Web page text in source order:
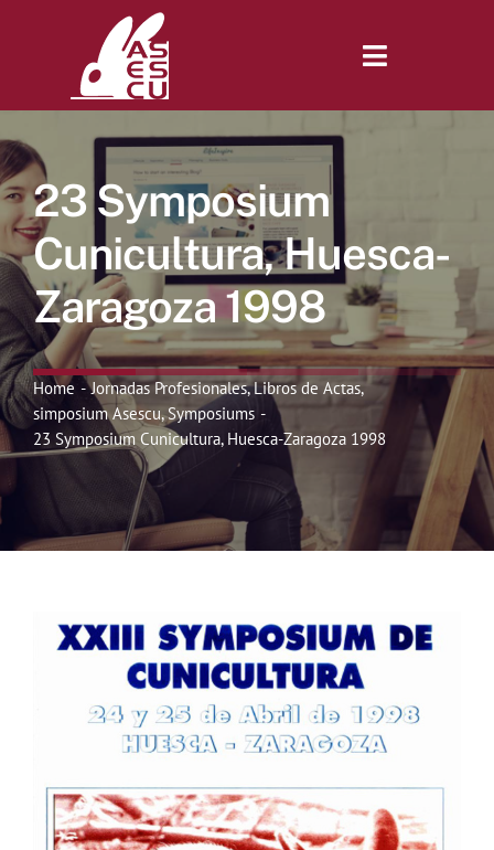
Toggle
Inicio
Revista
Tienda
Lonjas
Symposiums
Noticias
Contactar
WooCommerce My Account
WooCommerce Cart
23 Symposium
Cunicultura, Huesca-
Zaragoza 1998
Home Jornadas Profesionales Libros de Actas
simposium Asescu Symposiums
23 Symposium Cunicultura, Huesca-Zaragoza 1998